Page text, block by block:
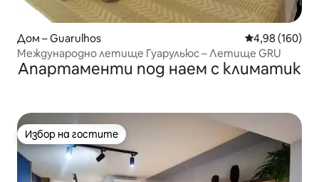
Дом – Guarulhos Средна
4,98 (160)
Международно летище Гуарульюс – Летище GRU
Апартаменти под наем с климатик
Избор на гостите
Избор на гостите